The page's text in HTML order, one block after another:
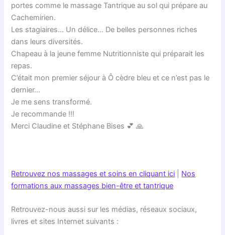
portes comme le massage Tantrique au sol qui prépare au
Cachemirien.
Les stagiaires… Un délice… De belles personnes riches
dans leurs diversités.
Chapeau à la jeune femme Nutritionniste qui préparait les
repas.
C’était mon premier séjour à Ô cèdre bleu et ce n’est pas le
dernier…
Je me sens transformé.
Je recommande !!!
Merci Claudine et Stéphane Bises 💕 🙏
Retrouvez nos massages et soins en cliquant ici
Nos
formations aux massages bien-être et tantrique
Retrouvez-nous aussi sur les médias, réseaux sociaux,
livres et sites Internet suivants :